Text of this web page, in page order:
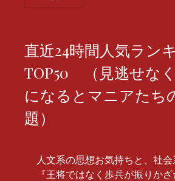
直近24時間人気ラン
TOP50 （見逃せな
になるとマニアたち
題）
人文系の思想お気持ちと、社会
『王将ではなく歩兵が振りかざ